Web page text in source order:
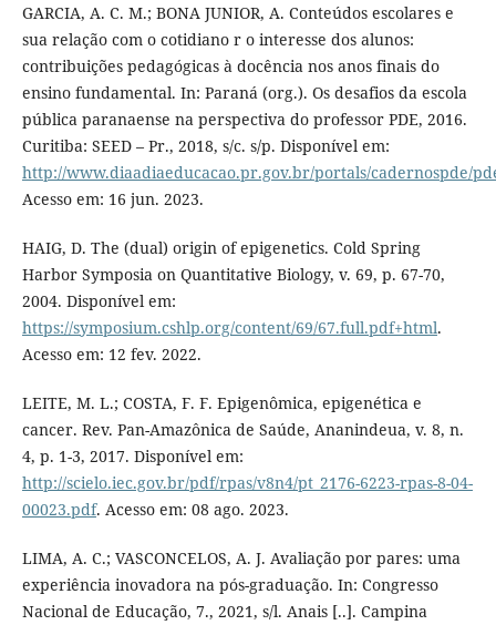
GARCIA, A. C. M.; BONA JUNIOR, A. Conteúdos escolares e
sua relação com o cotidiano r o interesse dos alunos:
contribuições pedagógicas à docência nos anos finais do
ensino fundamental. In: Paraná (org.). Os desafios da escola
pública paranaense na perspectiva do professor PDE, 2016.
Curitiba: SEED – Pr., 2018, s/c. s/p. Disponível em:
http://www.diaadiaeducacao.pr.gov.br/portals/cadernospde/
Acesso em: 16 jun. 2023.
HAIG, D. The (dual) origin of epigenetics. Cold Spring
Harbor Symposia on Quantitative Biology, v. 69, p. 67-70,
2004. Disponível em:
https://symposium.cshlp.org/content/69/67.full.pdf+html.
Acesso em: 12 fev. 2022.
LEITE, M. L.; COSTA, F. F. Epigenômica, epigenética e
cancer. Rev. Pan-Amazônica de Saúde, Ananindeua, v. 8, n.
4, p. 1-3, 2017. Disponível em:
http://scielo.iec.gov.br/pdf/rpas/v8n4/pt_2176-6223-rpas-8-04-
00023.pdf. Acesso em: 08 ago. 2023.
LIMA, A. C.; VASCONCELOS, A. J. Avaliação por pares: uma
experiência inovadora na pós-graduação. In: Congresso
Nacional de Educação, 7., 2021, s/l. Anais [..]. Campina